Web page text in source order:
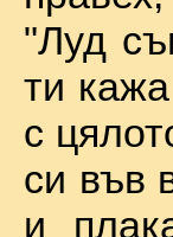
"Луд
ти
с
си във
и